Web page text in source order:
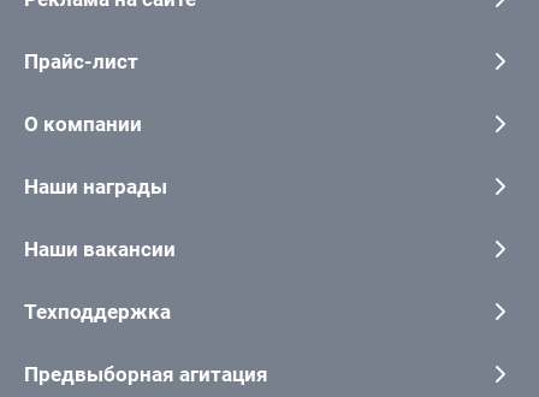
Прайс-лист
О компании
Наши награды
Наши вакансии
Техподдержка
Предвыборная агитация